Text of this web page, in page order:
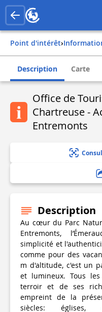
Point d'intérêt›
Description Carte
Office de
Chartreuse -
Entremonts
Description
Au cœur du Parc
Entremonts,
simplicité et
comme pour des
m d'altitude, c'est un
et lumineux. Tous
terroir et de ses
empreint de la
siècles: églises,